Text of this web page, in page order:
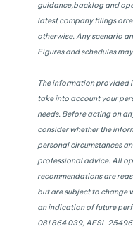
guidance,backlog and
latest company filings
otherwise. Any scenario
Figures and schedules
The information provided
take into account your
needs. Before acting on
consider whether the
personal circumstances
professional advice. All
recommendations are
but are subject to change
an indication of future
081 864 039, AFSL